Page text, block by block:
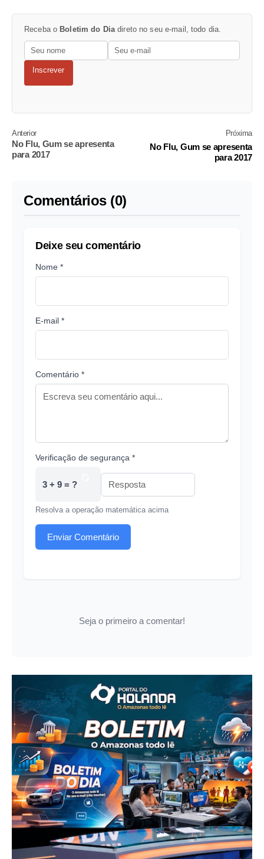
Receba o Boletim do Dia direto no seu e-mail, todo dia.
Inscrever
Anterior
No Flu, Gum se apresenta
para 2017
Próxima
No Flu, Gum se apresenta
para 2017
Comentários (0)
Deixe seu comentário
Nome *
E-mail *
Comentário *
Verificação de segurança *
3 + 9 = ?
Resolva a operação matemática acima
Enviar Comentário
Seja o primeiro a comentar!